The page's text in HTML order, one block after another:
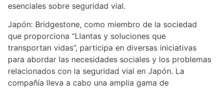
esenciales sobre seguridad vial.
Japón: Bridgestone, como miembro de la sociedad
que proporciona “Llantas y soluciones que
transportan vidas”, participa en diversas iniciativas
para abordar las necesidades sociales y los problemas
relacionados con la seguridad vial en Japón. La
compañía lleva a cabo una amplia gama de